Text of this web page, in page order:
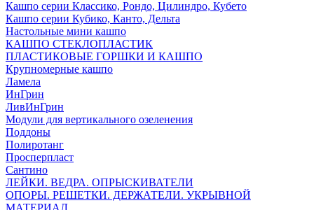
Кашпо серии Классико, Рондо, Цилиндро, Кубето
Кашпо серии Кубико, Канто, Дельта
Настольные мини кашпо
КАШПО СТЕКЛОПЛАСТИК
ПЛАСТИКОВЫЕ ГОРШКИ И КАШПО
Крупномерные кашпо
Ламела
ИнГрин
ЛивИнГрин
Модули для вертикального озеленения
Поддоны
Полиротанг
Просперпласт
Сантино
ЛЕЙКИ. ВЕДРА. ОПРЫСКИВАТЕЛИ
ОПОРЫ. РЕШЕТКИ. ДЕРЖАТЕЛИ. УКРЫВНОЙ
МАТЕРИАЛ